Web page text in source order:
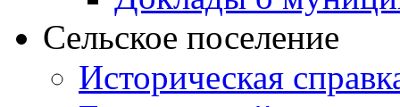
Сельское поселение
Историческая